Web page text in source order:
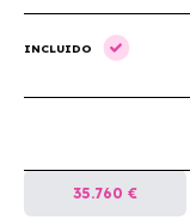
INCLUIDO
35.760 €